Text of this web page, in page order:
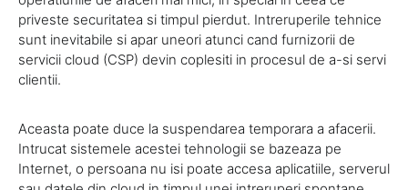
priveste securitatea si timpul pierdut. Intreruperile tehnice
sunt inevitabile si apar uneori atunci cand furnizorii de
servicii cloud (CSP) devin coplesiti in procesul de a-si servi
clientii.
Aceasta poate duce la suspendarea temporara a afacerii.
Intrucat sistemele acestei tehnologii se bazeaza pe
Internet, o persoana nu isi poate accesa aplicatiile, serverul